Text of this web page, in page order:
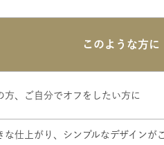
このような方に
方、ご自分でオフをしたい方に
な仕上がり、シンプルなデザインが